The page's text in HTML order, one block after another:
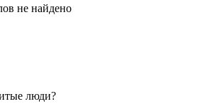
не найдено
люди?